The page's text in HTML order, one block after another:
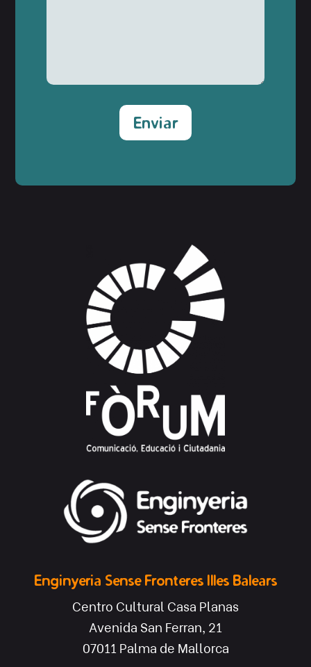
Enginyeria Sense Fronteres Illes Balears
Centro Cultural Casa Planas
Avenida San Ferran, 21
07011 Palma de Mallorca